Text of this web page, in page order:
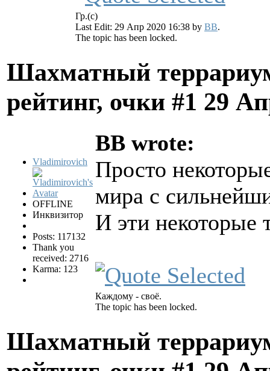
Гр.(с)
Last Edit: 29 Апр 2020 16:38 by BB.
The topic has been locked.
Шахматный
рейтинг, очки #1 29
Vladimirovich
OFFLINE
Инквизитор
Posts: 117132
Thank you
received: 2716
Karma: 123
BB wrote:
Просто
мира с
И эти некоторые
Каждому - своё.
The topic has been locked.
Шахматный